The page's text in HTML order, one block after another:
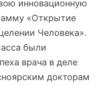
инновационную
«Открытие
Человека».
были
врача в деле
докторам